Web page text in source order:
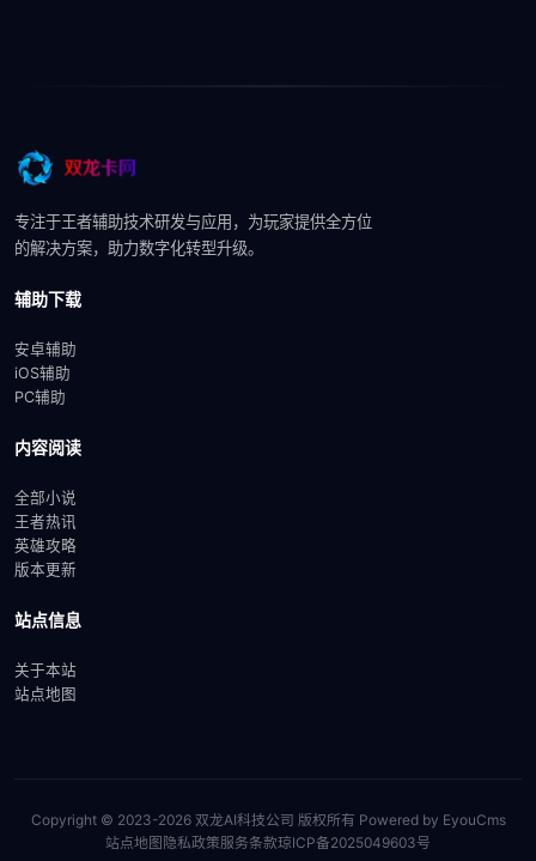
专注于王者辅助技术研发与应用，为玩家提供全方位
的解决方案，助力数字化转型升级。
辅助下载
安卓辅助
iOS辅助
PC辅助
内容阅读
全部小说
王者热讯
英雄攻略
版本更新
站点信息
关于本站
站点地图
Copyright © 2023-2026 双龙AI科技公司 版权所有 Powered by EyouCms
站点地图 隐私政策服务条款琼ICP备2025049603号